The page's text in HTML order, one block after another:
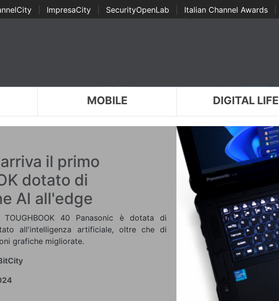
ImpresaCity SecurityOpenLab Italian Channel Awards
Awards | ...
MOBILE DIGITAL LIFE
il primo
dotato di
AI all'edge
40 Panasonic è dotata di
all'intelligenza artificiale, oltre che di
grafiche migliorate.